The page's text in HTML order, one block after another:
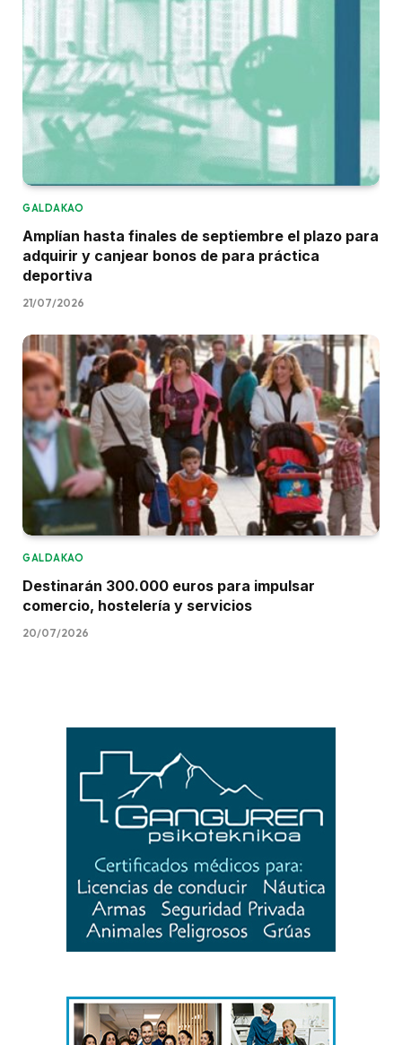
GALDAKAO
Amplían hasta finales de septiembre el plazo para
adquirir y canjear bonos de para práctica
deportiva
21/07/2026
GALDAKAO
Destinarán 300.000 euros para impulsar
comercio, hostelería y servicios
20/07/2026